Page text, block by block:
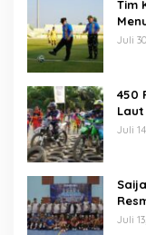
Tim
Juli
450
Laut
Juli
Juli